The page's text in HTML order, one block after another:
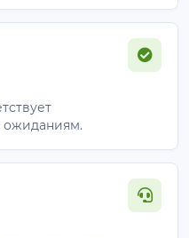
ожиданиям.